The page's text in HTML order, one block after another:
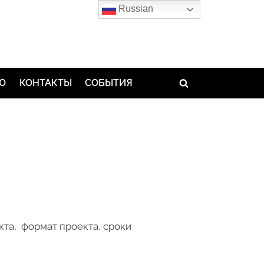
КОНТАКТЫ СОБЫТИЯ
Toggle
формат проекта, сроки
Russian